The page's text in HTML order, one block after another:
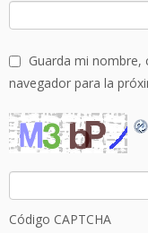
Guarda mi
navegador para la
Código CAPTCHA